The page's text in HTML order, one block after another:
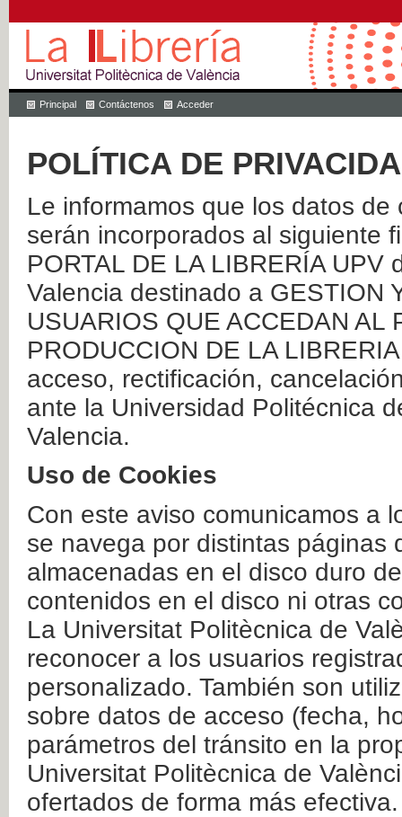
Principal Contáctenos Acceder
POLÍTICA DE
Le informamos que los datos
serán incorporados al siguiente
PORTAL DE LA LIBRERÍA
Valencia destinado a GESTION
USUARIOS QUE ACCEDAN AL
PRODUCCION DE LA
acceso, rectificación,
ante la Universidad Politécnica
Valencia.
Uso de Cookies
Con este aviso comunicamos a
se navega por distintas páginas
almacenadas en el disco duro
contenidos en el disco ni otras
La Universitat Politècnica de
reconocer a los usuarios
personalizado. También son
sobre datos de acceso (fecha,
parámetros del tránsito en la
Universitat Politècnica de
ofertados de forma más efectiva.